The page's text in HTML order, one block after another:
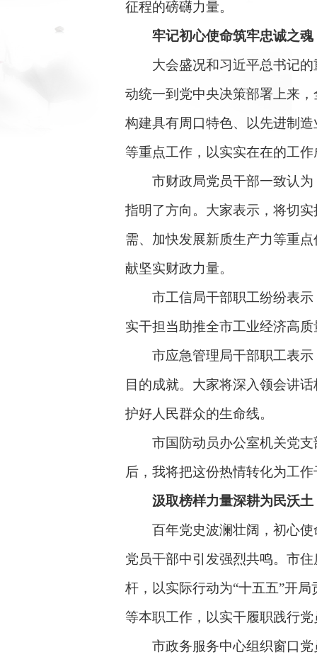
征程的磅礴力量。
牢记初心使命筑牢忠诚之魂
大会盛况和习近平总书记的
动统一到党中央决策部署上来
构建具有周口特色、以先进制
等重点工作，以实实在在的工
市财政局党员干部一致认为
指明了方向。大家表示，将切
需、加快发展新质生产力等重
献坚实财政力量。
市工信局干部职工纷纷表示
实干担当助推全市工业经济高质
市应急管理局干部职工表示
目的成就。大家将深入领会讲
护好人民群众的生命线。
市国防动员办公室机关党支
后，我将把这份热情转化为工
汲取榜样力量深耕为民沃土
百年党史波澜壮阔，初心使
党员干部中引发强烈共鸣。市
杆，以实际行动为“十五五”开
等本职工作，以实干履职践行
市政务服务中心组织窗口党